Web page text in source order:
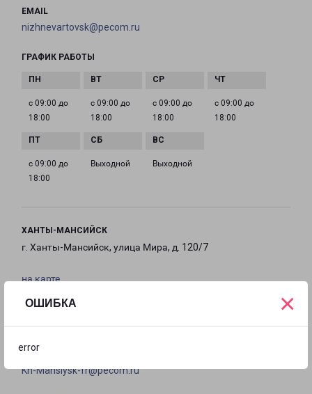
ОШИБКА
error
×
EMAIL
nizhnevartovsk@pecom.ru
ГРАФИК РАБОТЫ
с 09:00 до
18:00
с 09:00 до
18:00
с 09:00 до
18:00
с 09:00 до
18:00
с 09:00 до
18:00
Выходной Выходной
ХАНТЫ-МАНСИЙСК
г. Ханты-Мансийск, улица Мира, д. 120/7
на карте
ТЕЛЕФОН
+7 (346) 738 86 06
Kh-Mansiysk-fr@pecom.ru